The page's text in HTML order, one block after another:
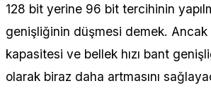
128 bit yerine 96 bit tercihinin
genişliğinin düşmesi demek.
kapasitesi ve bellek hızı bant
olarak biraz daha artmasını